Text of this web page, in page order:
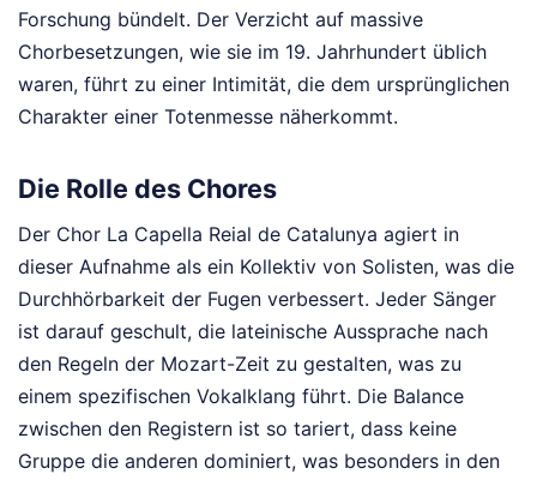
Forschung bündelt. Der Verzicht auf massive
Chorbesetzungen, wie sie im 19. Jahrhundert üblich
waren, führt zu einer Intimität, die dem ursprünglichen
Charakter einer Totenmesse näherkommt.
Die Rolle des Chores
Der Chor La Capella Reial de Catalunya agiert in
dieser Aufnahme als ein Kollektiv von Solisten, was die
Durchhörbarkeit der Fugen verbessert. Jeder Sänger
ist darauf geschult, die lateinische Aussprache nach
den Regeln der Mozart-Zeit zu gestalten, was zu
einem spezifischen Vokalklang führt. Die Balance
zwischen den Registern ist so tariert, dass keine
Gruppe die anderen dominiert, was besonders in den